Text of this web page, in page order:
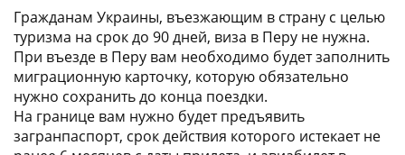
Гражданам Украины, въезжающим в страну с целью
туризма на срок до 90 дней, виза в Перу не нужна.
При въезде в Перу вам необходимо будет заполнить
миграционную карточку, которую обязательно
нужно сохранить до конца поездки.
На границе вам нужно будет предъявить
загранпаспорт, срок действия которого истекает не